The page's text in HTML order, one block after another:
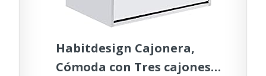
Habitdesign Cajonera,
Cómoda con Tres cajones,